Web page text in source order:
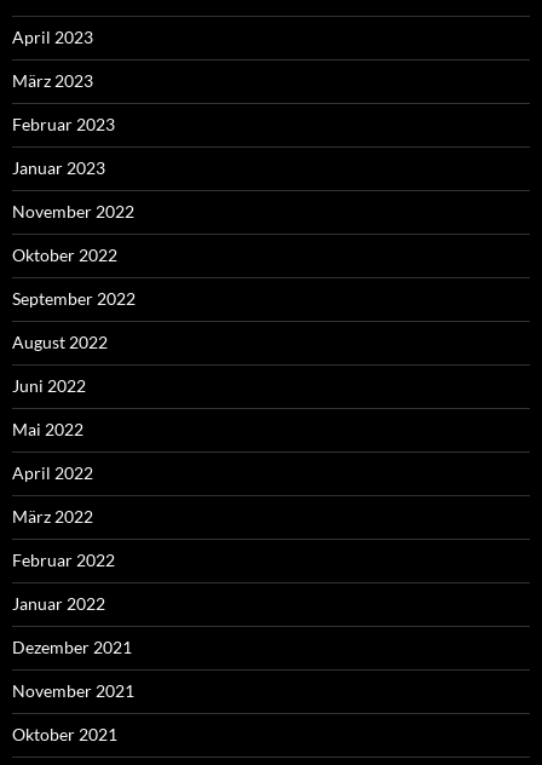
April 2023
März 2023
Februar 2023
Januar 2023
November 2022
Oktober 2022
September 2022
August 2022
Juni 2022
Mai 2022
April 2022
März 2022
Februar 2022
Januar 2022
Dezember 2021
November 2021
Oktober 2021